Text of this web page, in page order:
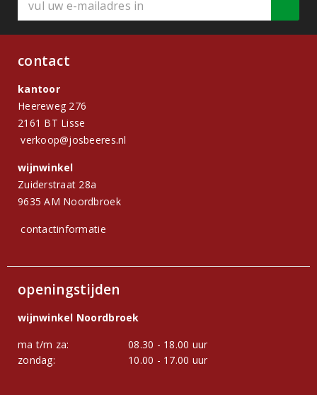
contact
kantoor
Heereweg 276
2161 BT Lisse
verkoop@josbeeres.nl
wijnwinkel
Zuiderstraat 28a
9635 AM Noordbroek
contactinformatie
openingstijden
wijnwinkel Noordbroek
ma t/m za:
08.30 - 18.00 uur
zondag:
10.00 - 17.00 uur